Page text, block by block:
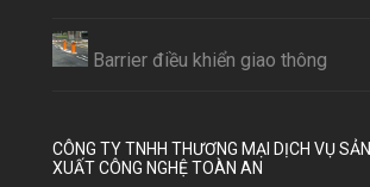
Barrier điều khiển giao thông
CÔNG TY TNHH THƯƠNG MẠI DỊCH VỤ SẢN
XUẤT CÔNG NGHỆ TOÀN AN